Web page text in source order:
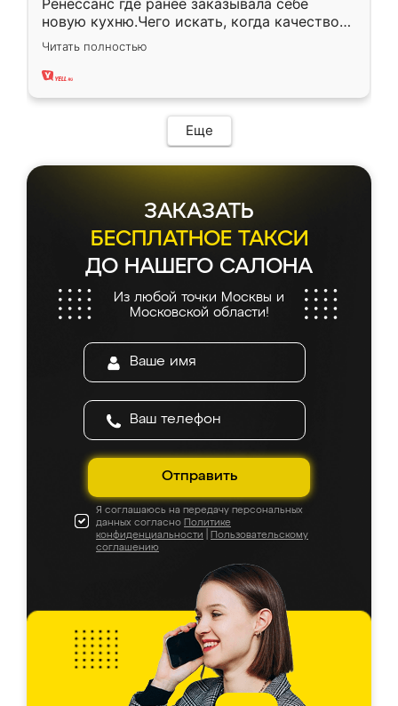
Ренессанс где ранее заказывала себе
новую кухню.Чего искать, когда качеством
вполне довольна. Служит кухня уже почти
два года, нареканий нет.
Читать полностью
Еще
ЗАКАЗАТЬ
БЕСПЛАТНОЕ ТАКСИ
ДО НАШЕГО САЛОНА
Из любой точки Москвы и
Московской области!
Отправить
Я соглашаюсь на передачу персональных
данных согласно Политике
конфиденциальности
Пользовательскому
соглашению